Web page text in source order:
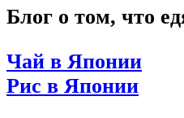
Блог о том, что
Чай в Японии
Рис в Японии